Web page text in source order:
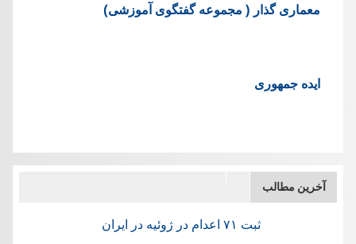
معماری گذار ( مجموعه گفتگوی آموزشی)
ایده جمهوری
آخرین مطالب
ثبت ۷۱ اعدام در ژوئيه در ایران